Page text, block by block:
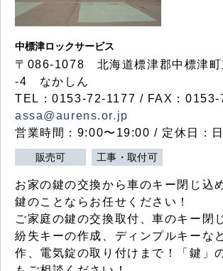
中標津ロックサービス
〒086-1078 北海道標津郡中標津町
-4 なかしん
TEL：0153-72-1177 / FAX：
assa@aurens.or.jp
営業時間：9:00〜19:00 / 定休日：日
販売可 工事・取付可
お家の鍵の交換から車のキー閉じ込
鍵のことならお任せください！
ご家庭の鍵の交換取付、車のキー閉
紛失キーの作成、ディンプルキーな
作、電気錠の取り付けまで！「鍵」